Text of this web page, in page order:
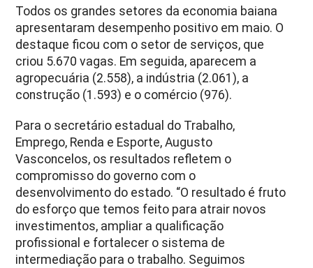
Todos os grandes setores da economia baiana
apresentaram desempenho positivo em maio. O
destaque ficou com o setor de serviços, que
criou 5.670 vagas. Em seguida, aparecem a
agropecuária (2.558), a indústria (2.061), a
construção (1.593) e o comércio (976).
Para o secretário estadual do Trabalho,
Emprego, Renda e Esporte, Augusto
Vasconcelos, os resultados refletem o
compromisso do governo com o
desenvolvimento do estado. “O resultado é fruto
do esforço que temos feito para atrair novos
investimentos, ampliar a qualificação
profissional e fortalecer o sistema de
intermediação para o trabalho. Seguimos